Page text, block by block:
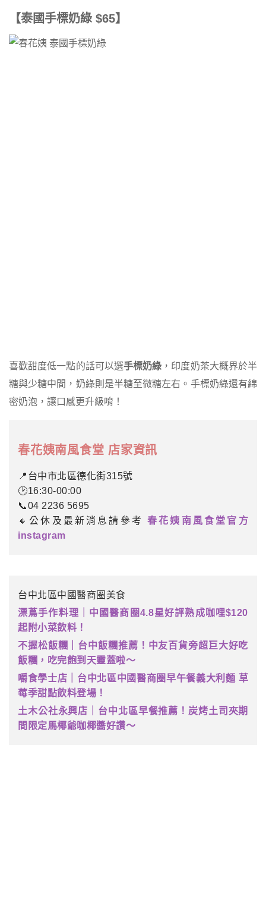
【泰國手標奶綠 $65】
喜歡甜度低一點的話可以選手標奶綠 ，印度奶茶大概界於半
糖與少糖中間，奶綠則是半糖至微糖左右。手標奶綠還有綿
密奶泡，讓口感更升級唷！
春花姨南風食堂 店家資訊
📍台中市北區德化街315號
🕑16:30-00:00
📞04 2236 5695
🔸公休及最新消息請參考春花姨南風食堂官方
instagram
台中北區中國醫商圈美食
漂蔦手作料理｜中國醫商圈4.8星好評熟成咖哩$120
起附小菜飲料！
不握松飯糰｜台中飯糰推薦！中友百貨旁超巨大好吃
飯糰，吃完飽到天靈蓋啦～
嚼食學士店｜台中北區中國醫商圈早午餐義大利麵 草
莓季甜點飲料登場！
土木公社永興店｜台中北區早餐推薦！炭烤土司夾期
間限定馬椰爺咖椰醬好讚～